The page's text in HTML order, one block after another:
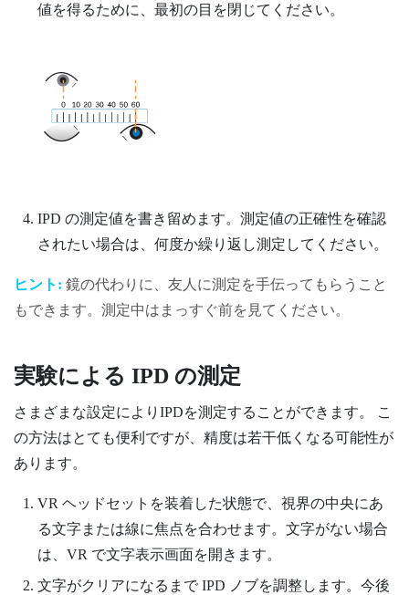
値を得るために、最初の目を閉じてください。
IPD の測定値を書き留めます。測定値の正確性を確認
されたい場合は、何度か繰り返し測定してください。
ヒント: 鏡の代わりに、友人に測定を手伝ってもらうこと
もできます。測定中はまっすぐ前を見てください。
実験による IPD の測定
さまざまな設定によりIPDを測定することができます。 こ
の方法はとても便利ですが、精度は若干低くなる可能性が
あります。
VR ヘッドセットを装着した状態で、視界の中央にあ
る文字または線に焦点を合わせます。文字がない場合
は、VR で文字表示画面を開きます。
文字がクリアになるまで IPD ノブを調整します。今後